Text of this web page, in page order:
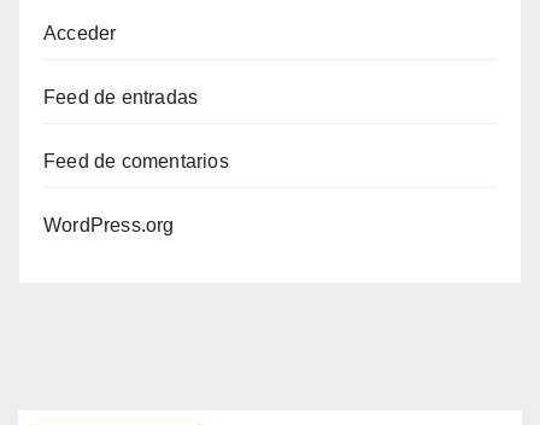
Acceder
Feed de entradas
Feed de comentarios
WordPress.org